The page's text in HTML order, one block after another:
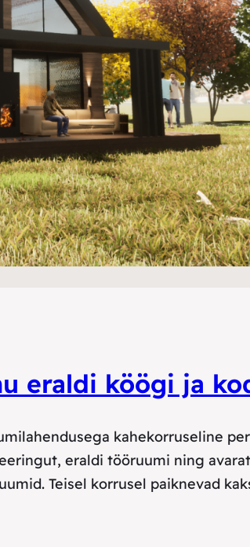
eraldi köögi ja
kahekorruseline
eraldi tööruumi ning
Teisel korrusel paiknevad